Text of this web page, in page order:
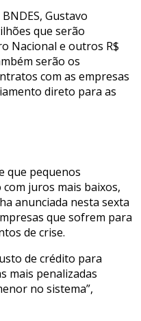
Gustavo
que serão
Nacional e outros R$
serão os
com as empresas
direto para as
que pequenos
juros mais baixos,
anunciada nesta sexta
que sofrem para
de crise.
de crédito para
mais penalizadas
no sistema”,